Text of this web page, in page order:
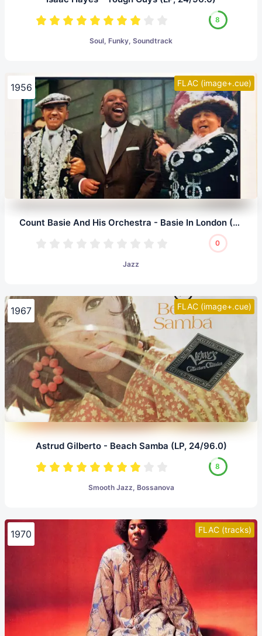
8
Soul, Funky, Soundtrack
FLAC (image+.cue)
1956
Count Basie And His Orchestra - Basie In London (LP, 24/96.0)
0
Jazz
FLAC (image+.cue)
1967
Astrud Gilberto - Beach Samba (LP, 24/96.0)
8
Smooth Jazz, Bossanova
FLAC (tracks)
1970